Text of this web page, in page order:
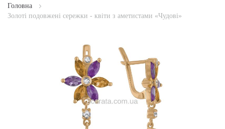
Головна
Золоті подовжені сережки - квіти з аметистами «Чудові»